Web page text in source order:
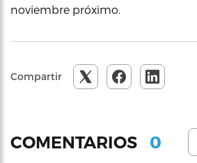
noviembre próximo.
Compartir
COMENTARIOS 0